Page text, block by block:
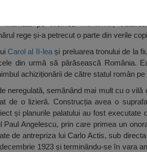
Mamaia pe vremeamonarhiei,
rege și-a petrecut o parte din verile
Carol al II-leași preluarea tronului de la
din urmă să părăsească România.
achiziționării de către statul român pe
neregulată, semănând mai mult cu o
de o lizieră. Construcția avea o
și planurile palatului au fost
Paul Angelescu, prin care primea un
de antrepriza lui Carlo Actis, sub
1923 și terminându-se în vara